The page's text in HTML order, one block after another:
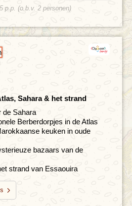
p.p. (o.b.v. 2 personen)
Sahara & het strand
de Sahara
Berberdorpjes in de Atlas
keuken in oude
bazaars van de
strand van Essaouira